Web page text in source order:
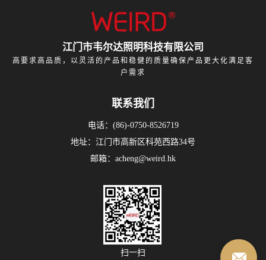
江门市韦尔达照明科技有限公司
高要求高品质，以灵活的产品和稳健的质量确保产品更大化满足客
户需求
联系我们
电话：(86)-0750-8526719
地址：江门市高新区科苑西路34号
邮箱：acheng@weird.hk
扫一扫